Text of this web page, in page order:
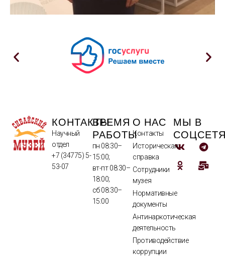
КОНТАКТЫ
Научный
отдел
+7 (34775) 5-
53-07
ВРЕМЯ
РАБОТЫ
пн 08:30–
15:00;
вт-пт 08:30–
18:00;
сб 08:30–
15:00
О НАС
Контакты
Историческая
справка
Сотрудники
музея
Нормативные
документы
Антинаркотическая
деятельность
Противодействие
коррупции
МЫ В